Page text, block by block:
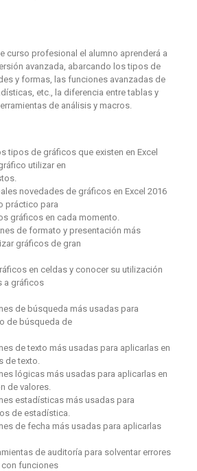
curso profesional el alumno aprenderá a
avanzada, abarcando los tipos de
y formas, las funciones avanzadas de
etc., la diferencia entre tablas y
de análisis y macros.
tipos de gráficos que existen en Excel
utilizar en
novedades de gráficos en Excel 2016
práctico para
gráficos en cada momento.
de formato y presentación más
gráficos de gran
en celdas y conocer su utilización
a gráficos
de búsqueda más usadas para
de búsqueda de
de texto más usadas para aplicarlas en
de texto.
lógicas más usadas para aplicarlas en
de valores.
estadísticas más usadas para
de estadística.
de fecha más usadas para aplicarlas
de auditoría para solventar errores
funciones